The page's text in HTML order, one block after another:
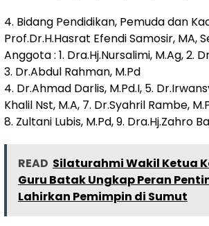
4. Bidang Pendidikan, Pemuda dan
Prof.Dr.H.Hasrat Efendi Samosir, MA,
Anggota : 1. Dra.Hj.Nursalimi, M.Ag, 2.
3. Dr.Abdul Rahman, M.Pd
4. Dr.Ahmad Darlis, M.Pd.I, 5.
Khalil Nst, M.A, 7. Dr.Syahril Rambe,
8. Zultani Lubis, M.Pd, 9. Dra.Hj.Zahro
READ Silaturahmi Wakil Ketua
Guru Batak Ungkap Peran
Lahirkan Pemimpin di Sumut